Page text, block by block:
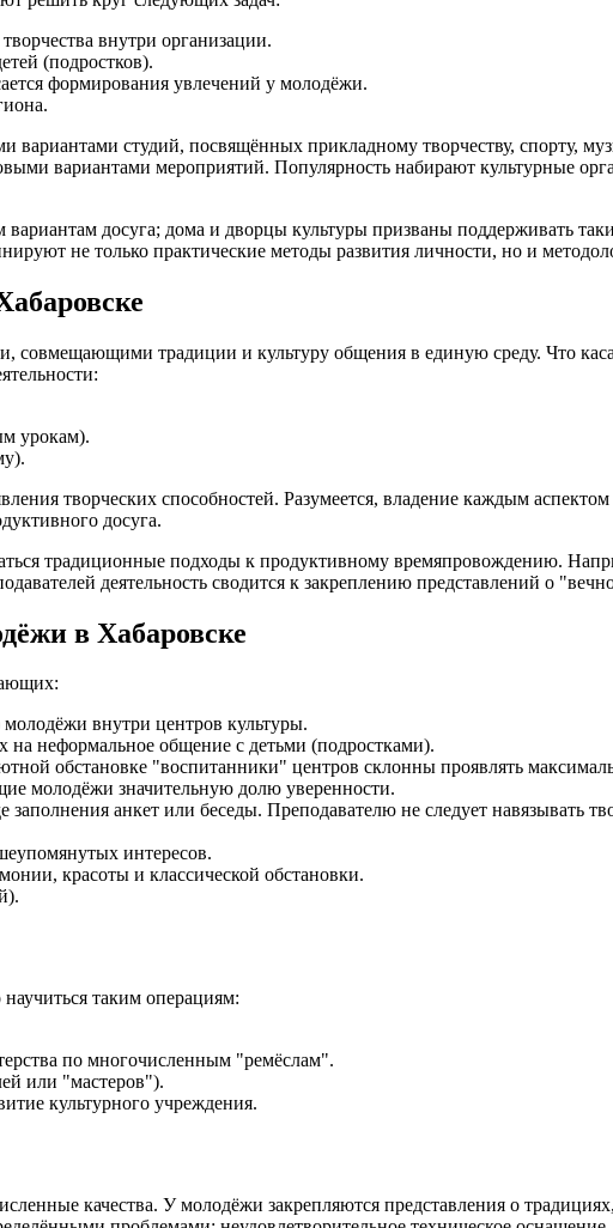
внутри организации.
(подростков).
формирования увлечений у молодёжи.
студий, посвящённых прикладному творчеству, спорту,
вариантами мероприятий. Популярность набирают культурные
вариантам досуга; дома и дворцы культуры призваны поддерживать
не только практические методы развития личности, но и
традиции и культуру общения в единую среду. Что
урокам).
творческих способностей. Разумеется, владение каждым аспектом
досуга.
традиционные подходы к продуктивному времяпровождению.
деятельность сводится к закреплению представлений о
в Хабаровске
внутри центров культуры.
неформальное общение с детьми (подростками).
обстановке "воспитанники" центров склонны проявлять
молодёжи значительную долю уверенности.
анкет или беседы. Преподавателю не следует навязывать
интересов.
красоты и классической обстановки.
таким операциям:
по многочисленным "ремёслам".
или "мастеров").
культурного учреждения.
качества. У молодёжи закрепляются представления о